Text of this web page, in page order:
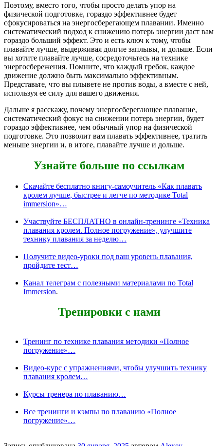
Поэтому, вместо того, чтобы просто делать упор на
физической подготовке, гораздо эффективнее будет
сфокусироваться на энергосберегающем плавании. Именно
систематический подход к снижению потерь энергии даст вам
гораздо больший эффект. Это и есть ключ к тому, чтобы
плавайте лучше, выдерживая долгие заплывы, и дольше. Если
вы хотите плавайте лучше, сосредоточьтесь на технике
энергосбережения. Помните, что каждый гребок, каждое
движение должно быть максимально эффективным.
Представьте, что вы плывете не против воды, а вместе с ней,
используя ее силу для вашего движения.
Дальше я расскажу, почему энергосберегающее плавание,
систематический фокус на снижении потерь энергии, будет
гораздо эффективнее, чем обычный упор на физической
подготовке. Это позволит вам плавать эффективнее, тратить
меньше энергии и, в итоге, плавайте лучше и дольше.
Узнайте больше по ссылкам
Скачайте бесплатно книгу-самоучитель «Как плавать
кролем лучше, быстрее и легче по методике Total
immersion»…
Участвуйте БЕСПЛАТНО в онлайн-тренинге «Техника
плавания кролем. Полное погружение», улучшите
технику плавания за неделю…
Получите видео-уроки под ваш уровень плавания,
пройдите тест…
Канал телеграм с полезными материалами по Total
Immersion.
Тренировки с нами
Тренинг по технике плавания методики «Полное
погружение»…
Видео-курс с упражнениями, чтобы улучшить технику
плавания кролем…
Курсы тренера по плаванию…
Все тренинги и кэмпы по плаванию «Полное
погружение»…